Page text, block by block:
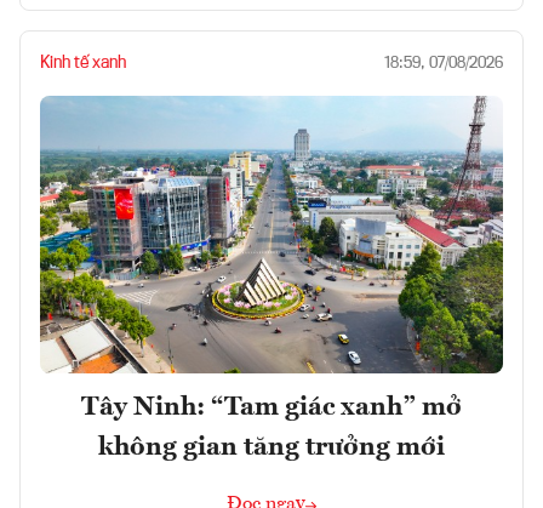
Kinh tế xanh 18:59, 07/08/2026
Tây Ninh: “Tam giác xanh” mở
không gian tăng trưởng mới
Đọc ngay